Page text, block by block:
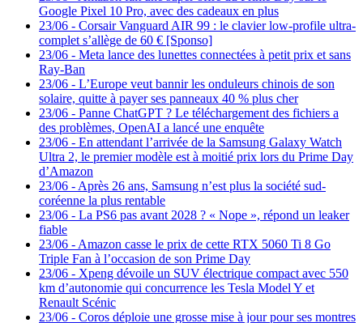
Google Pixel 10 Pro, avec des cadeaux en plus
23/06 - Corsair Vanguard AIR 99 : le clavier low-profile ultra-
complet s’allège de 60 € [Sponso]
23/06 - Meta lance des lunettes connectées à petit prix et sans
Ray-Ban
23/06 - L’Europe veut bannir les onduleurs chinois de son
solaire, quitte à payer ses panneaux 40 % plus cher
23/06 - Panne ChatGPT ? Le téléchargement des fichiers a
des problèmes, OpenAI a lancé une enquête
23/06 - En attendant l’arrivée de la Samsung Galaxy Watch
Ultra 2, le premier modèle est à moitié prix lors du Prime Day
d’Amazon
23/06 - Après 26 ans, Samsung n’est plus la société sud-
coréenne la plus rentable
23/06 - La PS6 pas avant 2028 ? « Nope », répond un leaker
fiable
23/06 - Amazon casse le prix de cette RTX 5060 Ti 8 Go
Triple Fan à l’occasion de son Prime Day
23/06 - Xpeng dévoile un SUV électrique compact avec 550
km d’autonomie qui concurrence les Tesla Model Y et
Renault Scénic
23/06 - Coros déploie une grosse mise à jour pour ses montres